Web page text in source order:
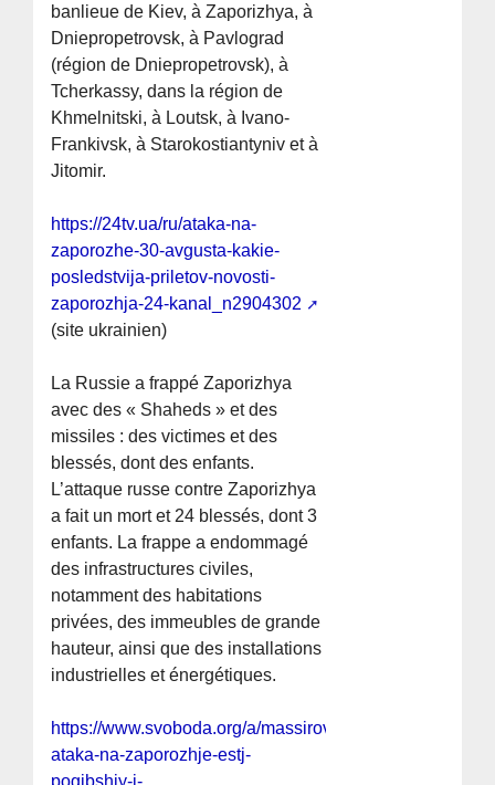
banlieue de Kiev, à Zaporizhya, à
Dniepropetrovsk, à Pavlograd
(région de Dniepropetrovsk), à
Tcherkassy, dans la région de
Khmelnitski, à Loutsk, à Ivano-
Frankivsk, à Starokostiantyniv et à
Jitomir.
https://24tv.ua/ru/ataka-na-
zaporozhe-30-avgusta-kakie-
posledstvija-priletov-novosti-
zaporozhja-24-kanal_n2904302
(site ukrainien)
La Russie a frappé Zaporizhya
avec des « Shaheds » et des
missiles : des victimes et des
blessés, dont des enfants.
L’attaque russe contre Zaporizhya
a fait un mort et 24 blessés, dont 3
enfants. La frappe a endommagé
des infrastructures civiles,
notamment des habitations
privées, des immeubles de grande
hauteur, ainsi que des installations
industrielles et énergétiques.
https://www.svoboda.org/a/massirovannaya-
ataka-na-zaporozhje-estj-